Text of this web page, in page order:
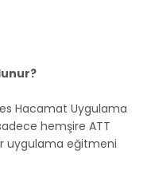
Hacamat Uygulama
hemşire ATT
uygulama eğitmeni